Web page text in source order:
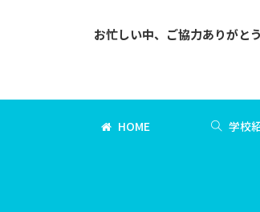
お忙しい中、ご協力ありがと
HOME 学校